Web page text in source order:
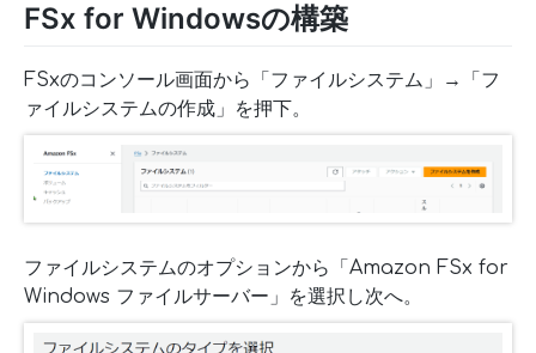
FSx for Windowsの構築
FSxのコンソール画面から「ファイルシステム」→「フ
ァイルシステムの作成」を押下。
ファイルシステムのオプションから「Amazon FSx for
Windows ファイルサーバー」を選択し次へ。